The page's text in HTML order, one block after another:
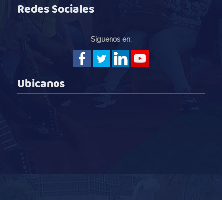
Redes Sociales
Siguenos en:
Ubicanos